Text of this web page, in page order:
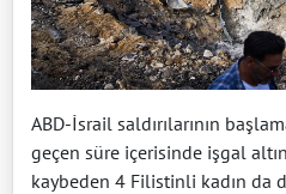
ABD-İsrail saldırılarının
geçen süre içerisinde işgal
kaybeden 4 Filistinli kadın da